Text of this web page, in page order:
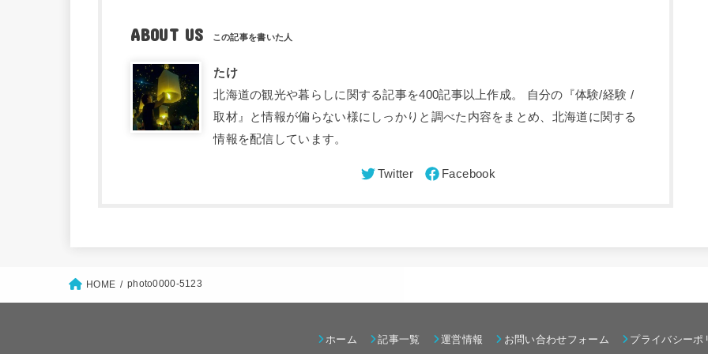
ABOUT US
たけ
北海道の観光や暮らしに関する記事を400記事以上作成。 自分の『体験/経験 /
取材』と情報が偏らない様にしっかりと調べた内容をまとめ、北海道に関する
情報を配信しています。
HOME photo0000-5123
ホーム 記事一覧 運営情報 お問い合わせフォーム プライバシーポ